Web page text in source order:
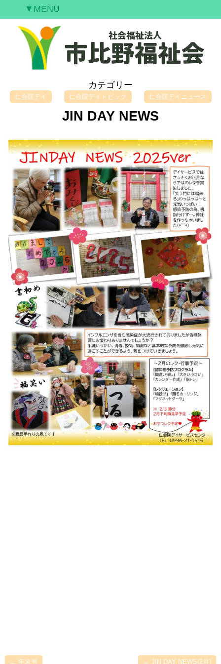
▼MENU
私たちの願い
事業案内
空室情報
研修案内
お問合せ
カテゴリー
仁合院デイ 仁合院デイトピック 仁合院デイニュース
JIN DAY NEWS
← 年末号 → JIN DAY NEWS(2月)